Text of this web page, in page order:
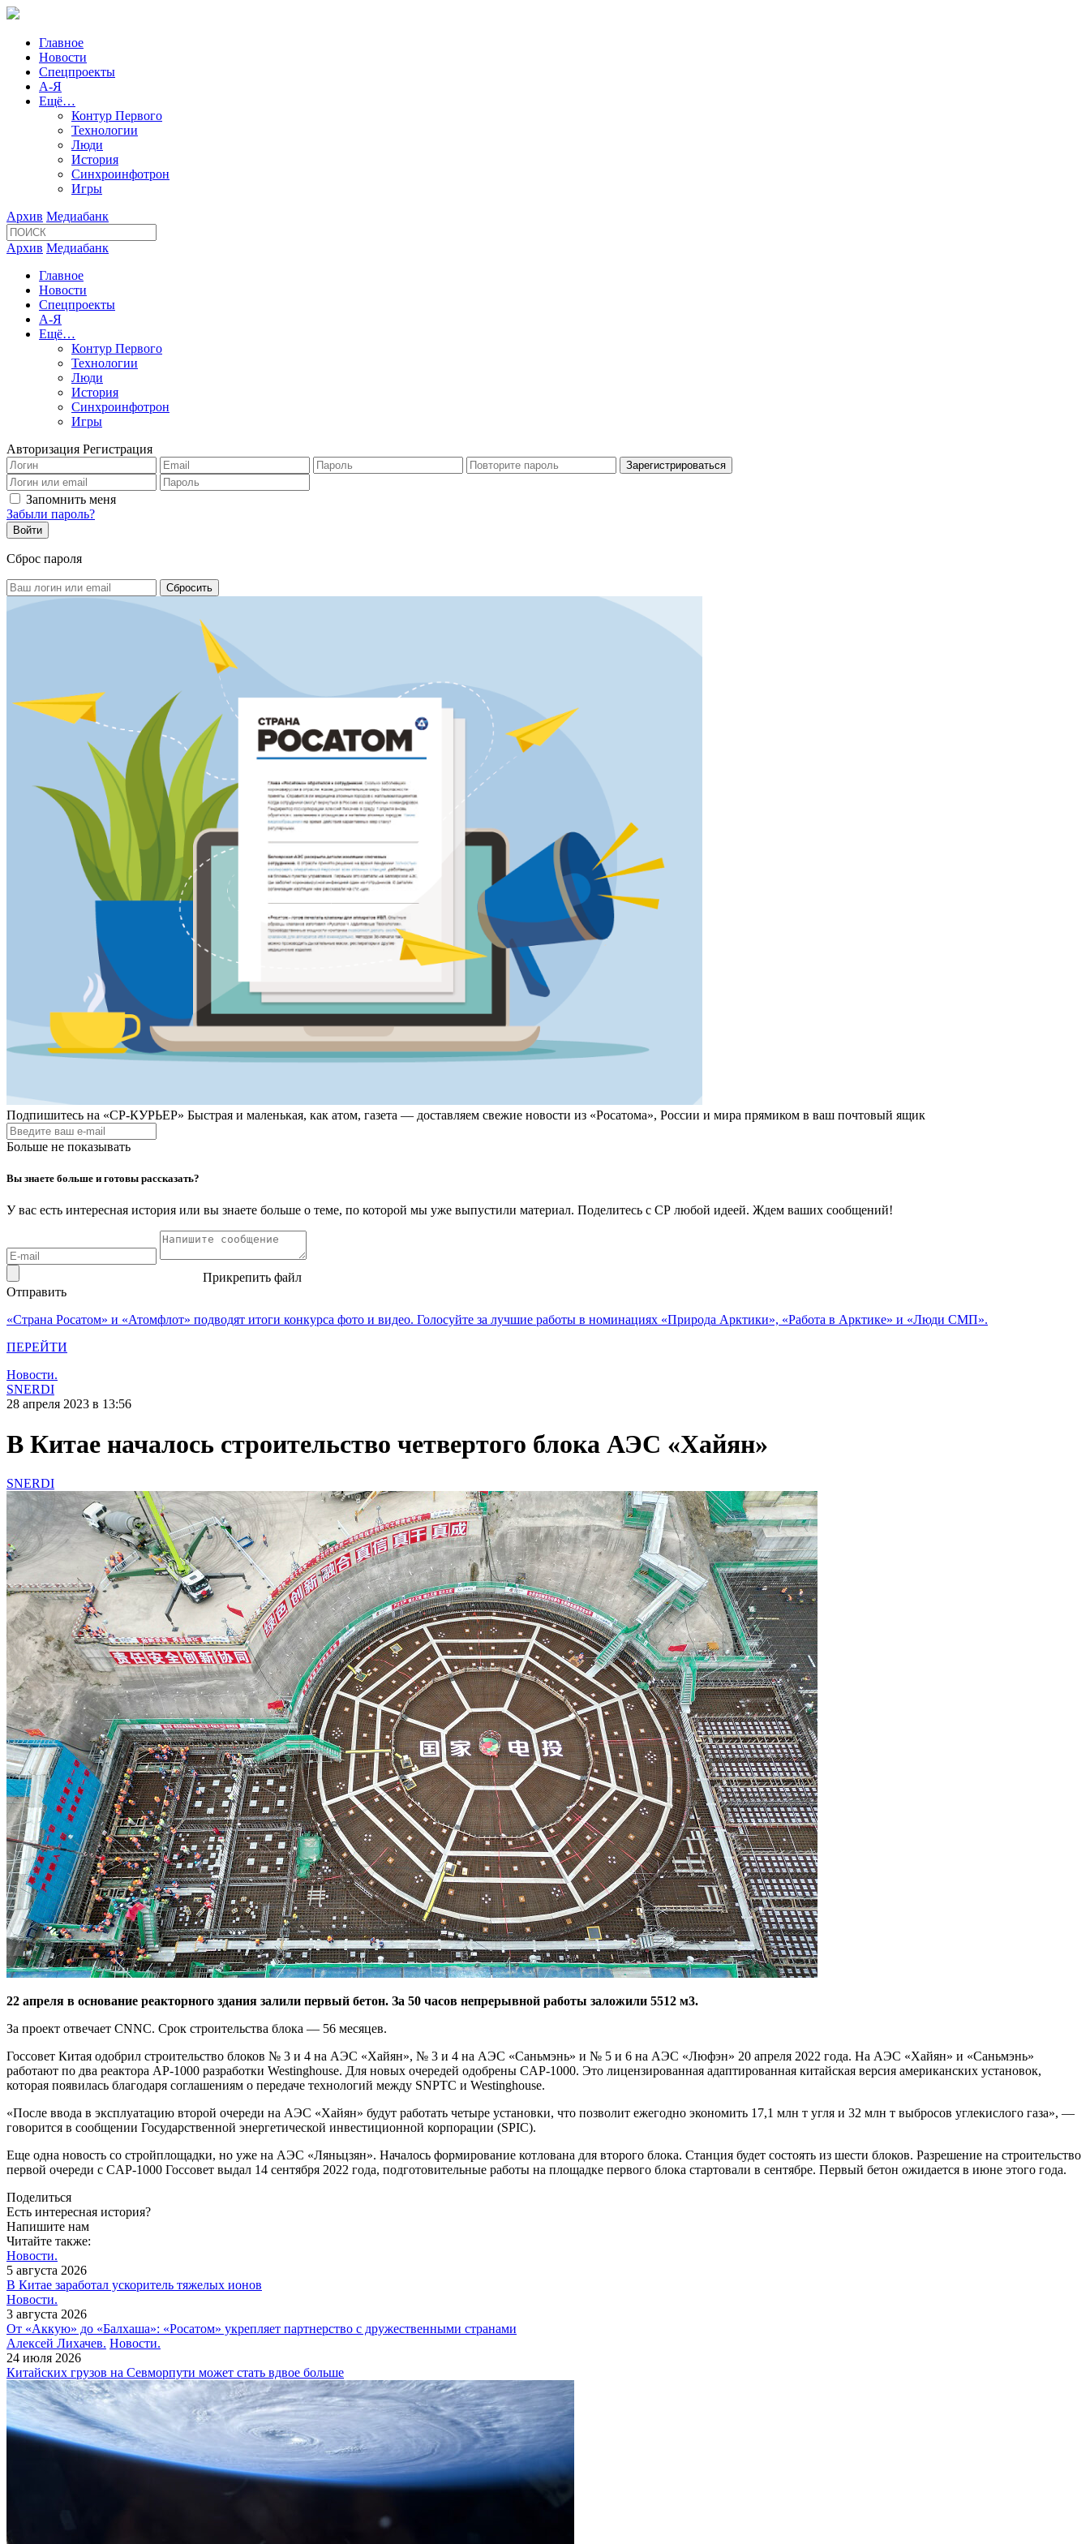
Главное
Новости
Спецпроекты
А-Я
Ещё…
Контур Первого
Технологии
Люди
История
Синхроинфотрон
Игры
Архив Медиабанк
Архив Медиабанк
Главное
Новости
Спецпроекты
А-Я
Ещё…
Контур Первого
Технологии
Люди
История
Синхроинфотрон
Игры
Авторизация Регистрация
Запомнить меня
Забыли пароль?
Сброс пароля
Подпишитесь на «СР-КУРЬЕР» Быстрая и маленькая, как атом, газета — доставляем свежие новости из «Росатома», России и мира прямиком в ваш почтовый ящик
Больше не показывать
Вы знаете больше и готовы рассказать?
У вас есть интересная история или вы знаете больше о теме, по которой мы уже выпустили материал. Поделитесь с СР любой идеей. Ждем ваших сообщений!
Прикрепить файл
Отправить
«Страна Росатом» и «Атомфлот» подводят итоги конкурса фото и видео. Голосуйте за лучшие работы в номинациях «Природа Арктики», «Работа в Арктике» и «Люди СМП».
ПЕРЕЙТИ
Новости.
SNERDI
28 апреля 2023 в 13:56
В Китае началось строительство четвертого блока АЭС «Хайян»
SNERDI
22 апреля в основание реакторного здания залили первый бетон. За 50 часов непрерывной работы заложили 5512 м3.
За проект отвечает CNNC. Срок строительства блока — 56 месяцев.
Госсовет Китая одобрил строительство блоков № 3 и 4 на АЭС «Хайян», № 3 и 4 на АЭС «Саньмэнь» и № 5 и 6 на АЭС «Люфэн» 20 апреля 2022 года. На АЭС «Хайян» и «Саньмэнь»
работают по два реактора AP‑1000 разработки Westinghouse. Для новых очередей одобрены CAP‑1000. Это лицензированная адаптированная китайская версия американских установок,
которая появилась благодаря соглашениям о передаче технологий между SNPTC и Westinghouse.
«После ввода в эксплуатацию второй очереди на АЭС «Хайян» будут работать четыре установки, что позволит ежегодно экономить 17,1 млн т угля и 32 млн т выбросов углекислого газа», —
говорится в сообщении Государственной энергетической инвестиционной корпорации (SPIC).
Еще одна новость со стройплощадки, но уже на АЭС «Ляньцзян». Началось формирование котлована для второго блока. Станция будет состоять из шести блоков. Разрешение на строительство
первой очереди с CAP‑1000 Госсовет выдал 14 сентября 2022 года, подготовительные работы на площадке первого блока стартовали в сентябре. Первый бетон ожидается в июне этого года.
Поделиться
Есть интересная история?
Напишите нам
Читайте также:
Новости.
5 августа 2026
В Китае заработал ускоритель тяжелых ионов
Новости.
3 августа 2026
От «Аккую» до «Балхаша»: «Росатом» укрепляет партнерство с дружественными странами
Алексей Лихачев. Новости.
24 июля 2026
Китайских грузов на Севморпути может стать вдвое больше